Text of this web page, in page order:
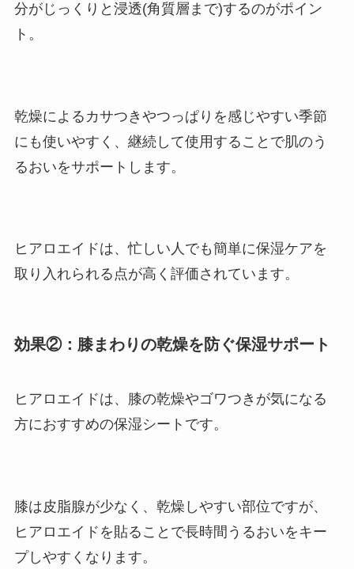
分がじっくりと浸透(角質層まで)するのがポイン
ト。
乾燥によるカサつきやつっぱりを感じやすい季節
にも使いやすく、継続して使用することで肌のう
るおいをサポートします。
ヒアロエイドは、忙しい人でも簡単に保湿ケアを
取り入れられる点が高く評価されています。
効果②：膝まわりの乾燥を防ぐ保湿サポート
ヒアロエイドは、膝の乾燥やゴワつきが気になる
方におすすめの保湿シートです。
膝は皮脂腺が少なく、乾燥しやすい部位ですが、
ヒアロエイドを貼ることで長時間うるおいをキー
プしやすくなります。